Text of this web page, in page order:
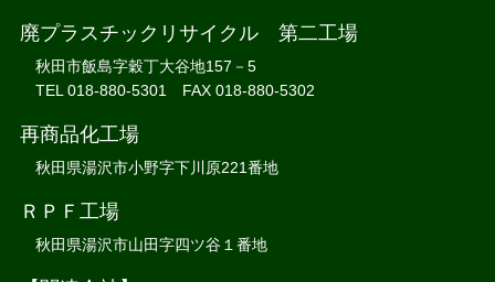
廃プラスチックリサイクル 第二工場
秋田市飯島字穀丁大谷地157－5
TEL 018-880-5301 FAX 018-880-5302
再商品化工場
秋田県湯沢市小野字下川原221番地
ＲＰＦ工場
秋田県湯沢市山田字四ツ谷１番地